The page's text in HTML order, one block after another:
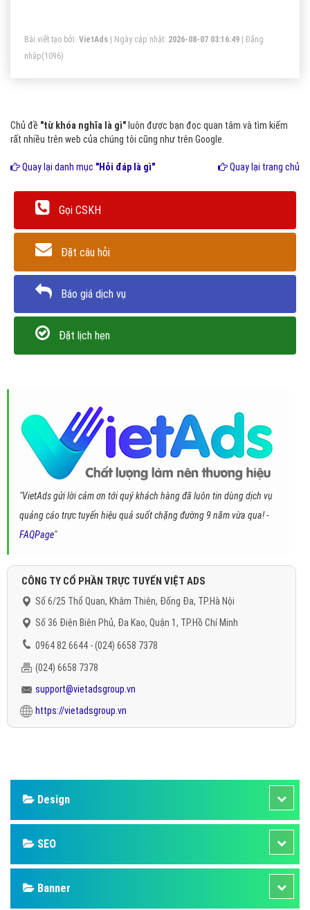
tốn kém về mặt thời gian, mà còn cả tiền bạc và công sức
của doanh nghiệp.
Bài viết tạo bởi: VietAds | Ngày cập nhật: 2026-08-07 03:16:49
Đăng
nhập(1096)
Chủ đề "từ khóa nghĩa là gì" luôn được bạn đọc quan tâm và tìm kiếm
rất nhiều trên web của chúng tôi cũng như trên Google.
Quay lại danh mục "Hỏi đáp là gì" Quay lại trang chủ
Gọi CSKH
Đặt câu hỏi
Báo giá dịch vụ
Đặt lịch hẹn
"VietAds gửi lời cảm ơn tới quý khách hàng đã luôn tin dùng dịch vụ
quảng cáo trực tuyến hiệu quả suốt chặng đường 9 năm vừa qua! -
FAQPage"
CÔNG TY CỔ PHẦN TRỰC TUYẾN VIỆT ADS
Số 6/25 Thổ Quan, Khâm Thiên, Đống Đa, TP.Hà Nội
Số 36 Điện Biên Phủ, Đa Kao, Quận 1, TP.Hồ Chí Minh
0964 82 6644 - (024) 6658 7378
(024) 6658 7378
support@vietadsgroup.vn
https://vietadsgroup.vn